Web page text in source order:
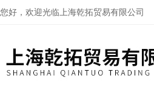
您好，欢迎光临上海乾拓贸易有限公司